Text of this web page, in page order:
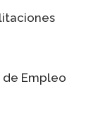
de Empleo